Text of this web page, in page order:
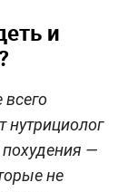
и
нутрициолог
—
не